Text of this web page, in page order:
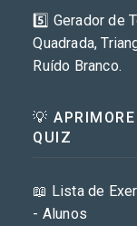
5️⃣ Gerador de
Quadrada,
Ruído Branco.
💡
QUIZ
📖 Lista de
- Alunos